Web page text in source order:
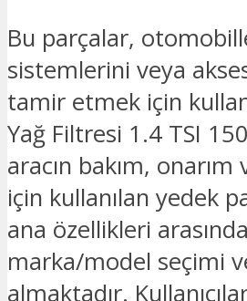
Bu parçalar,
sistemlerini veya
tamir etmek için
Yağ Filtresi 1.4 TSI
aracın bakım,
için kullanılan yedek
ana özellikleri
marka/model seçimi
almaktadır.